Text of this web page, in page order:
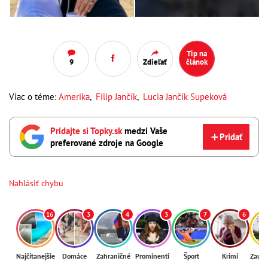
9 Zdieľať
Tip na
článok
Viac o téme: Amerika, Filip Jančík, Lucia Jančík Supeková
Pridajte si Topky.sk medzi Vaše
preferované zdroje na Google
Pridať
Nahlásiť chybu
16
Najčítanejšie
3
Domáce
4
Zahraničné
3
Prominenti
7
Šport
6
Krimi